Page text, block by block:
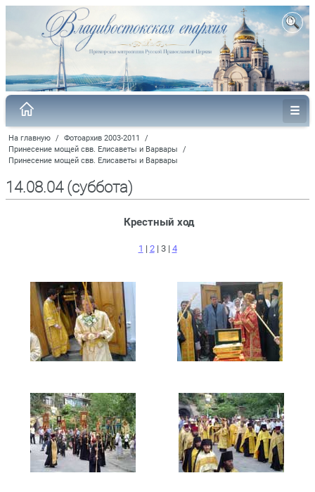
На главную / Фотоархив 2003-2011
/
Принесение мощей свв. Елисаветы и Варвары
/
Принесение мощей свв. Елисаветы и Варвары
14.08.04 (суббота)
Крестный ход
1 | 2| 3 | 4